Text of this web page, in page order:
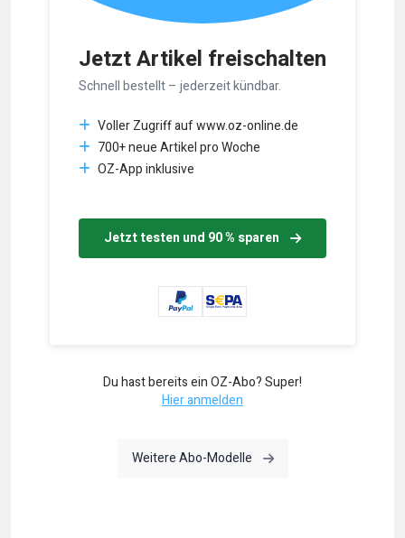
Jetzt Artikel freischalten
Schnell bestellt – jederzeit kündbar.
Voller Zugriff auf www.oz-online.de
700+ neue Artikel pro Woche
OZ-App inklusive
Jetzt testen und 90 % sparen
Du hast bereits ein OZ-Abo? Super!
Hier anmelden
Weitere Abo-Modelle